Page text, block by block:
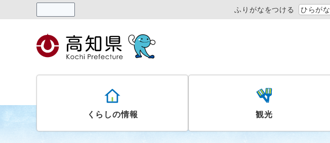
ふりがなをつける ひらがな
くらしの情報 観光